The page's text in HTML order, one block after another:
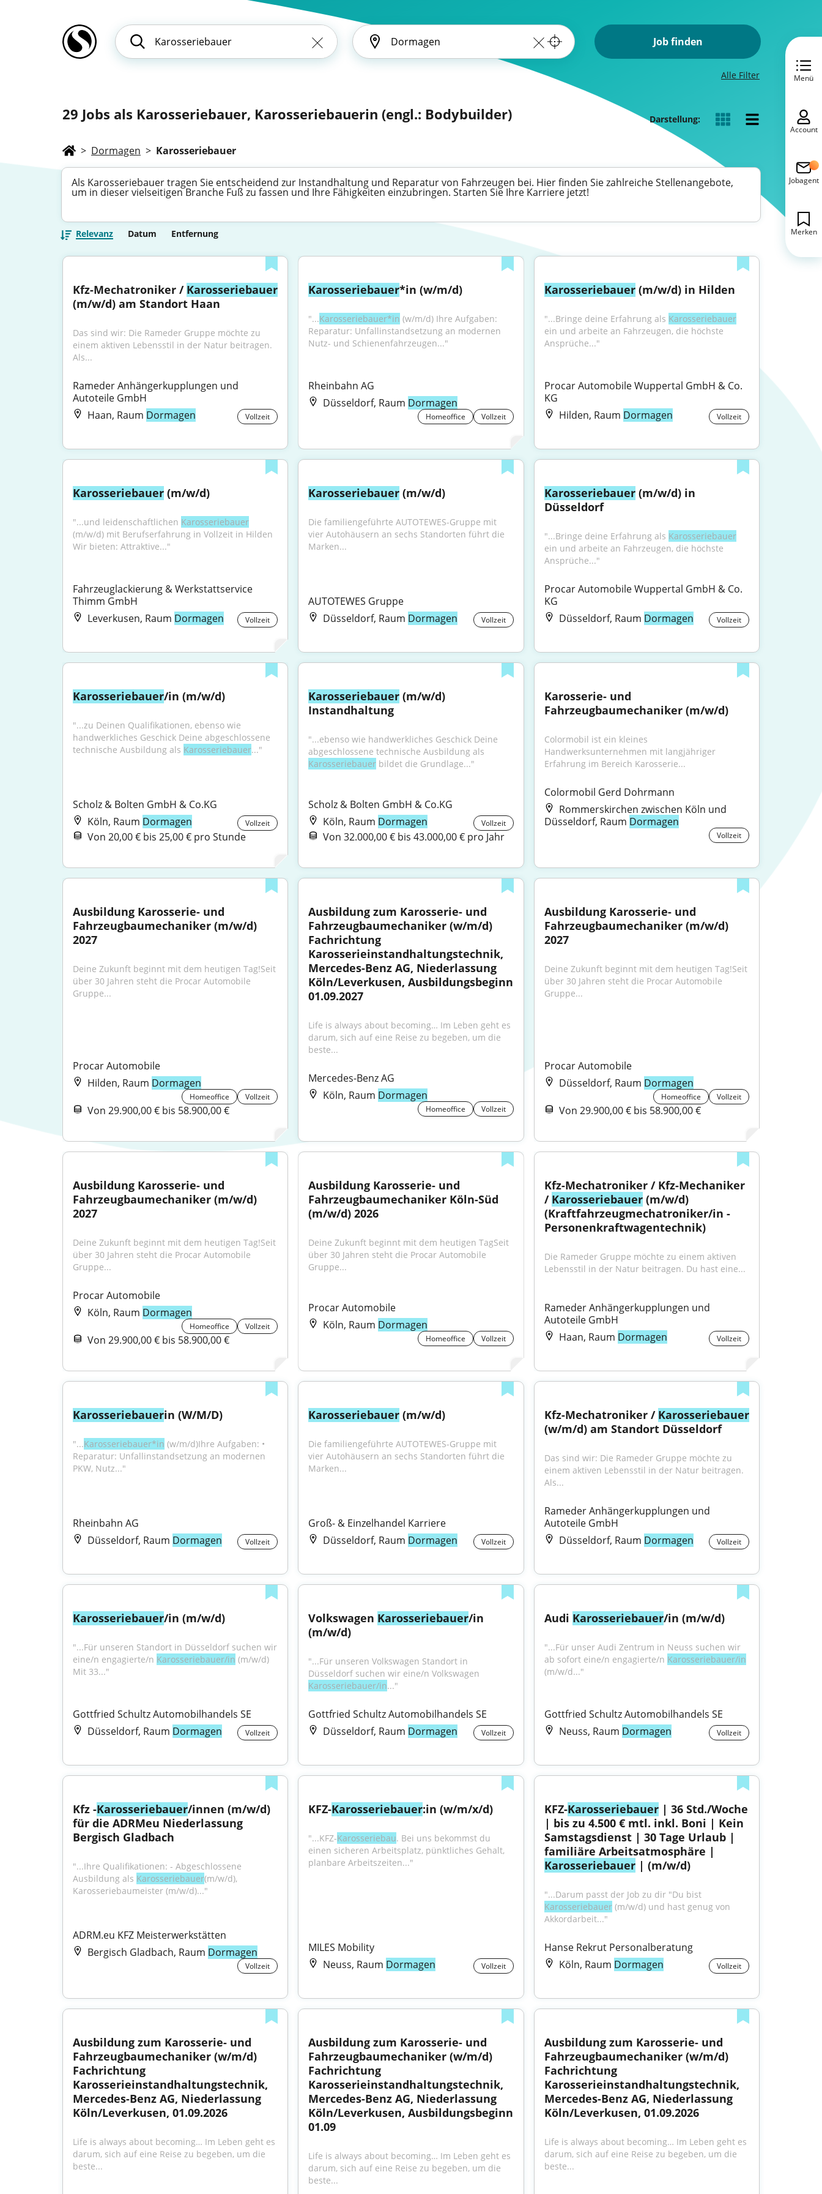
Job finden
Alle Filter
29 Jobs als Karosseriebauer, Karosseriebauerin (engl.: Bodybuilder) Darstellung:
> Dormagen > Karosseriebauer
Als Karosseriebauer tragen Sie entscheidend zur Instandhaltung und Reparatur von Fahrzeugen bei. Hier finden Sie zahlreiche Stellenangebote,
um in dieser vielseitigen Branche Fuß zu fassen und Ihre Fähigkeiten einzubringen. Starten Sie Ihre Karriere jetzt!
Relevanz Datum Entfernung
Kfz-Mechatroniker / Karosseriebauer
(m/w/d) am Standort Haan
Das sind wir: Die Rameder Gruppe möchte zu
einem aktiven Lebensstil in der Natur beitragen.
Als...
Rameder Anhängerkupplungen und
Autoteile GmbH
Haan, Raum Dormagen Vollzeit
Karosseriebauer*in (w/m/d)
"...Karosseriebauer*in (w/m/d) Ihre Aufgaben:
Reparatur: Unfallinstandsetzung an modernen
Nutz- und Schienenfahrzeugen..."
Rheinbahn AG
Düsseldorf, Raum Dormagen
Homeoffice Vollzeit
Karosseriebauer (m/w/d) in Hilden
"...Bringe deine Erfahrung als Karosseriebauer
ein und arbeite an Fahrzeugen, die höchste
Ansprüche..."
Procar Automobile Wuppertal GmbH & Co.
KG
Hilden, Raum Dormagen Vollzeit
Karosseriebauer (m/w/d)
"...und leidenschaftlichen Karosseriebauer
(m/w/d) mit Berufserfahrung in Vollzeit in Hilden
Wir bieten: Attraktive..."
Fahrzeuglackierung & Werkstattservice
Thimm GmbH
Leverkusen, Raum Dormagen Vollzeit
Karosseriebauer (m/w/d)
Die familiengeführte AUTOTEWES-Gruppe mit
vier Autohäusern an sechs Standorten führt die
Marken...
AUTOTEWES Gruppe
Düsseldorf, Raum Dormagen Vollzeit
Karosseriebauer (m/w/d) in
Düsseldorf
"...Bringe deine Erfahrung als Karosseriebauer
ein und arbeite an Fahrzeugen, die höchste
Ansprüche..."
Procar Automobile Wuppertal GmbH & Co.
KG
Düsseldorf, Raum Dormagen Vollzeit
Karosseriebauer/in (m/w/d)
"...zu Deinen Qualifikationen, ebenso wie
handwerkliches Geschick Deine abgeschlossene
technische Ausbildung als Karosseriebauer..."
Scholz & Bolten GmbH & Co.KG
Köln, Raum Dormagen Vollzeit
Von 20,00 € bis 25,00 € pro Stunde
Karosseriebauer (m/w/d)
Instandhaltung
"...ebenso wie handwerkliches Geschick Deine
Karosseriebauer bildet die Grundlage..."
Scholz & Bolten GmbH & Co.KG
Köln, Raum Dormagen Vollzeit
Von 32.000,00 € bis 43.000,00 € pro Jahr
Karosserie- und
Fahrzeugbaumechaniker (m/w/d)
Colormobil ist ein kleines
Handwerksunternehmen mit langjähriger
Erfahrung im Bereich Karosserie...
Colormobil Gerd Dohrmann
Rommerskirchen zwischen Köln und
Düsseldorf, Raum Dormagen
Vollzeit
Ausbildung Karosserie- und
Fahrzeugbaumechaniker (m/w/d)
2027
Deine Zukunft beginnt mit dem heutigen Tag!Seit
über 30 Jahren steht die Procar Automobile
Gruppe...
Procar Automobile
Hilden, Raum Dormagen
Homeoffice Vollzeit
Von 29.900,00 € bis 58.900,00 €
Ausbildung zum Karosserie- und
Fahrzeugbaumechaniker (w/m/d)
Fachrichtung
Karosserieinstandhaltungstechnik,
Mercedes-Benz AG, Niederlassung
Köln/Leverkusen, Ausbildungsbeginn
01.09.2027
Life is always about becoming… Im Leben geht es
darum, sich auf eine Reise zu begeben, um die
beste...
Mercedes-Benz AG
Köln, Raum Dormagen
Homeoffice Vollzeit
Ausbildung Karosserie- und
Fahrzeugbaumechaniker (m/w/d)
2027
Deine Zukunft beginnt mit dem heutigen Tag!Seit
über 30 Jahren steht die Procar Automobile
Gruppe...
Procar Automobile
Düsseldorf, Raum Dormagen
Homeoffice Vollzeit
Von 29.900,00 € bis 58.900,00 €
Ausbildung Karosserie- und
Fahrzeugbaumechaniker (m/w/d)
2027
Deine Zukunft beginnt mit dem heutigen Tag!Seit
über 30 Jahren steht die Procar Automobile
Gruppe...
Procar Automobile
Köln, Raum Dormagen
Homeoffice Vollzeit
Von 29.900,00 € bis 58.900,00 €
Ausbildung Karosserie- und
Fahrzeugbaumechaniker Köln-Süd
(m/w/d) 2026
Deine Zukunft beginnt mit dem heutigen TagSeit
über 30 Jahren steht die Procar Automobile
Gruppe...
Procar Automobile
Köln, Raum Dormagen
Homeoffice Vollzeit
Kfz-Mechatroniker / Kfz-Mechaniker
/ Karosseriebauer (m/w/d)
(Kraftfahrzeugmechatroniker/in -
Personenkraftwagentechnik)
Die Rameder Gruppe möchte zu einem aktiven
Lebensstil in der Natur beitragen. Du hast eine...
Rameder Anhängerkupplungen und
Autoteile GmbH
Haan, Raum Dormagen Vollzeit
Karosseriebauerin (W/M/D)
"...Karosseriebauer*in (w/m/d)Ihre Aufgaben: •
Reparatur: Unfallinstandsetzung an modernen
PKW, Nutz..."
Rheinbahn AG
Düsseldorf, Raum Dormagen Vollzeit
Karosseriebauer (m/w/d)
Die familiengeführte AUTOTEWES-Gruppe mit
vier Autohäusern an sechs Standorten führt die
Marken...
Groß- & Einzelhandel Karriere
Düsseldorf, Raum Dormagen Vollzeit
Kfz-Mechatroniker / Karosseriebauer
(w/m/d) am Standort Düsseldorf
Das sind wir: Die Rameder Gruppe möchte zu
einem aktiven Lebensstil in der Natur beitragen.
Als...
Rameder Anhängerkupplungen und
Autoteile GmbH
Düsseldorf, Raum Dormagen Vollzeit
Karosseriebauer/in (m/w/d)
"...Für unseren Standort in Düsseldorf suchen wir
eine/n engagierte/n Karosseriebauer/in (m/w/d)
Mit 33..."
Gottfried Schultz Automobilhandels SE
Düsseldorf, Raum Dormagen Vollzeit
Volkswagen Karosseriebauer/in
(m/w/d)
"...Für unseren Volkswagen Standort in
Karosseriebauer/in..."
Gottfried Schultz Automobilhandels SE
Düsseldorf, Raum Dormagen Vollzeit
Audi Karosseriebauer/in (m/w/d)
"...Für unser Audi Zentrum in Neuss suchen wir
ab sofort eine/n engagierte/n Karosseriebauer/in
(m/w/d..."
Gottfried Schultz Automobilhandels SE
Neuss, Raum Dormagen Vollzeit
Kfz -Karosseriebauer/innen (m/w/d)
für die ADRMeu Niederlassung
Bergisch Gladbach
"...Ihre Qualifikationen: - Abgeschlossene
Ausbildung als Karosseriebauer(m/w/d),
Karosseriebaumeister (m/w/d)..."
ADRM.eu KFZ Meisterwerkstätten
Bergisch Gladbach, Raum Dormagen
Vollzeit
KFZ-Karosseriebauer:in (w/m/x/d)
"...KFZ-Karosseriebau. Bei uns bekommst du
einen sicheren Arbeitsplatz, pünktliches Gehalt,
planbare Arbeitszeiten..."
MILES Mobility
Neuss, Raum Dormagen Vollzeit
KFZ-Karosseriebauer | 36 Std./Woche
| bis zu 4.500 € mtl. inkl. Boni | Kein
Samstagsdienst | 30 Tage Urlaub |
Karosseriebauer | (m/w/d)
"...Darum passt der Job zu dir "Du bist
Karosseriebauer (m/w/d) und hast genug von
Akkordarbeit..."
Hanse Rekrut Personalberatung
Köln, Raum Dormagen Vollzeit
Ausbildung zum Karosserie- und
Fahrzeugbaumechaniker (w/m/d)
Fachrichtung
Karosserieinstandhaltungstechnik,
Mercedes-Benz AG, Niederlassung
Köln/Leverkusen, 01.09.2026
Life is always about becoming… Im Leben geht es
darum, sich auf eine Reise zu begeben, um die
beste...
Ausbildung zum Karosserie- und
Fahrzeugbaumechaniker (w/m/d)
Fachrichtung
Karosserieinstandhaltungstechnik,
Mercedes-Benz AG, Niederlassung
Köln/Leverkusen, Ausbildungsbeginn
01.09
Life is always about becoming… Im Leben geht es
darum, sich auf eine Reise zu begeben, um die
beste...
Ausbildung zum Karosserie- und
Fahrzeugbaumechaniker (w/m/d)
Fachrichtung
Karosserieinstandhaltungstechnik,
Mercedes-Benz AG, Niederlassung
Köln/Leverkusen, 01.09.2026
Life is always about becoming… Im Leben geht es
darum, sich auf eine Reise zu begeben, um die
beste...
Menü
Account
Jobagent
Merken